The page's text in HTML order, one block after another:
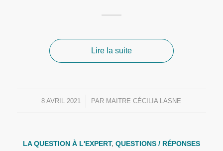
Lire la suite
8 AVRIL 2021
/ PAR MAITRE CÉCILIA LASNE
LA QUESTION À L'EXPERT, QUESTIONS / RÉPONSES